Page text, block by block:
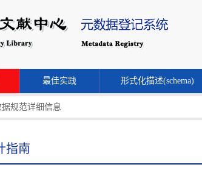
最佳实践 形式化描述(schema)
据规范详细信息
指南